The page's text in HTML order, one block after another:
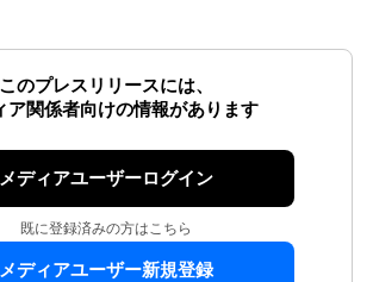
このプレスリリースには、
ア関係者向けの情報があります
メディアユーザーログイン
既に登録済みの方はこちら
メディアユーザー新規登録